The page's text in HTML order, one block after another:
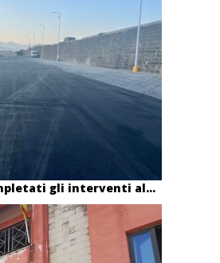
gli interventi al...